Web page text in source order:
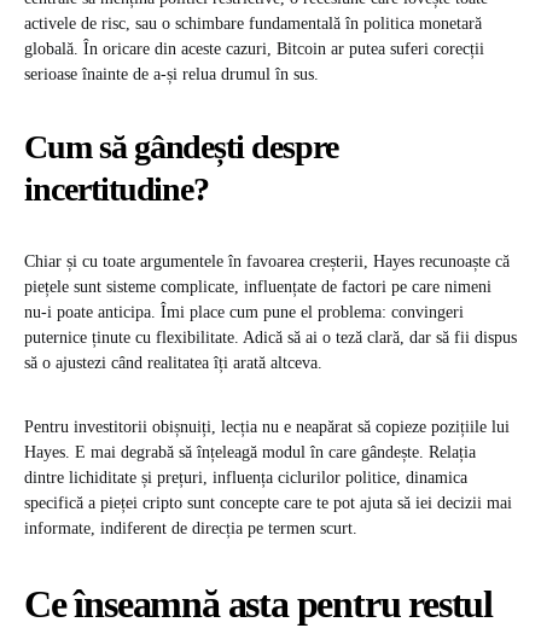
activele de risc, sau o schimbare fundamentală în politica monetară
globală. În oricare din aceste cazuri, Bitcoin ar putea suferi corecții
serioase înainte de a-și relua drumul în sus.
Cum să gândești despre
incertitudine?
Chiar și cu toate argumentele în favoarea creșterii, Hayes recunoaște că
piețele sunt sisteme complicate, influențate de factori pe care nimeni
nu-i poate anticipa. Îmi place cum pune el problema: convingeri
puternice ținute cu flexibilitate. Adică să ai o teză clară, dar să fii dispus
să o ajustezi când realitatea îți arată altceva.
Pentru investitorii obișnuiți, lecția nu e neapărat să copieze pozițiile lui
Hayes. E mai degrabă să înțeleagă modul în care gândește. Relația
dintre lichiditate și prețuri, influența ciclurilor politice, dinamica
specifică a pieței cripto sunt concepte care te pot ajuta să iei decizii mai
informate, indiferent de direcția pe termen scurt.
Ce înseamnă asta pentru restul